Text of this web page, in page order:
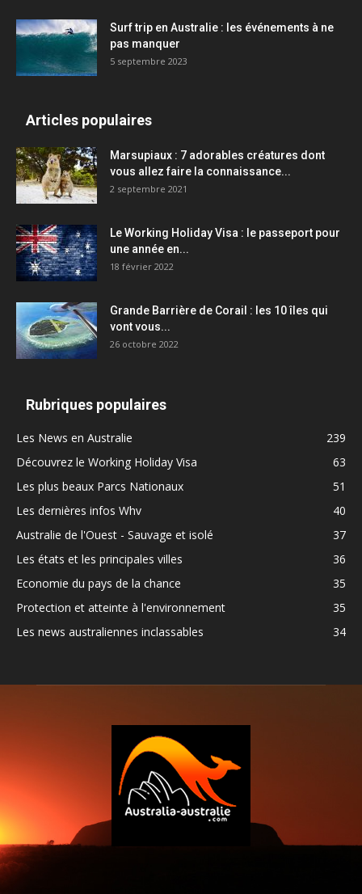
Surf trip en Australie : les événements à ne
pas manquer
5 septembre 2023
Articles populaires
Marsupiaux : 7 adorables créatures dont
vous allez faire la connaissance...
2 septembre 2021
Le Working Holiday Visa : le passeport pour
une année en...
18 février 2022
Grande Barrière de Corail : les 10 îles qui
vont vous...
26 octobre 2022
Rubriques populaires
Les News en Australie
239
Découvrez le Working Holiday Visa
63
Les plus beaux Parcs Nationaux
51
Les dernières infos Whv
40
Australie de l'Ouest - Sauvage et isolé
37
Les états et les principales villes
36
Economie du pays de la chance
35
Protection et atteinte à l'environnement
35
Les news australiennes inclassables
34